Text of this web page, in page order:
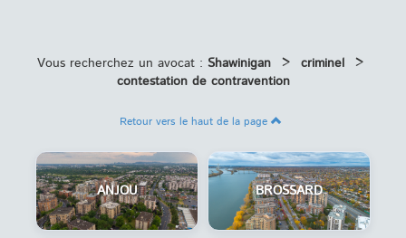
Vous recherchez un avocat : Shawinigan > criminel >
contestation de contravention
Retour vers le haut de la page
ANJOU BROSSARD